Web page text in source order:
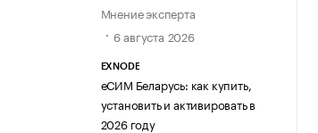
Мнение эксперта
6 августа 2026
EXNODE
еСИМ Беларусь: как купить,
установить и активировать в
2026 году